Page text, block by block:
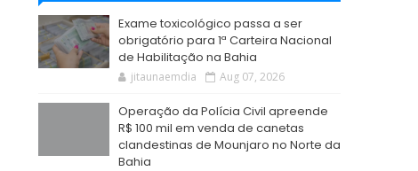
Exame toxicológico passa a ser
obrigatório para 1ª Carteira Nacional
de Habilitação na Bahia
jitaunaemdia Aug 07, 2026
Operação da Polícia Civil apreende
R$ 100 mil em venda de canetas
clandestinas de Mounjaro no Norte da
Bahia